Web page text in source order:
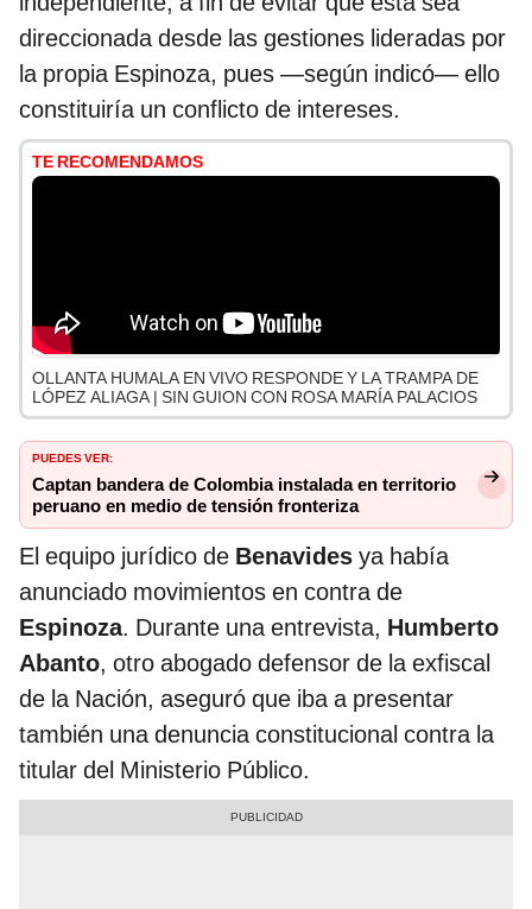
direccionada desde las gestiones lideradas por
la propia Espinoza, pues —según indicó— ello
constituiría un conflicto de intereses.
TE RECOMENDAMOS
OLLANTA HUMALA EN VIVO RESPONDE Y LA TRAMPA DE
LÓPEZ ALIAGA | SIN GUION CON ROSA MARÍA PALACIOS
PUEDES VER:
Captan bandera de Colombia instalada en territorio
peruano en medio de tensión fronteriza
El equipo jurídico de Benavides ya había
anunciado movimientos en contra de
Espinoza. Durante una entrevista, Humberto
Abanto, otro abogado defensor de la exfiscal
de la Nación, aseguró que iba a presentar
también una denuncia constitucional contra la
titular del Ministerio Público.